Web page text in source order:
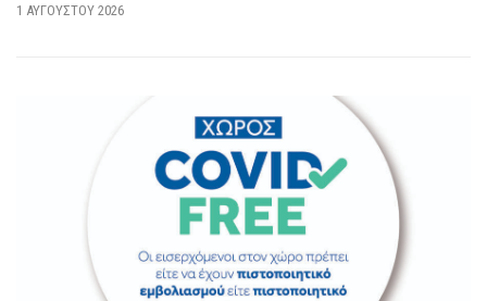
1 ΑΥΓΟΎΣΤΟΥ 2026